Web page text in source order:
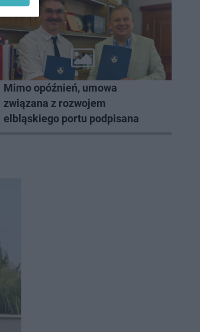
Mimo opóźnień, umowa
związana z rozwojem
elbląskiego portu podpisana